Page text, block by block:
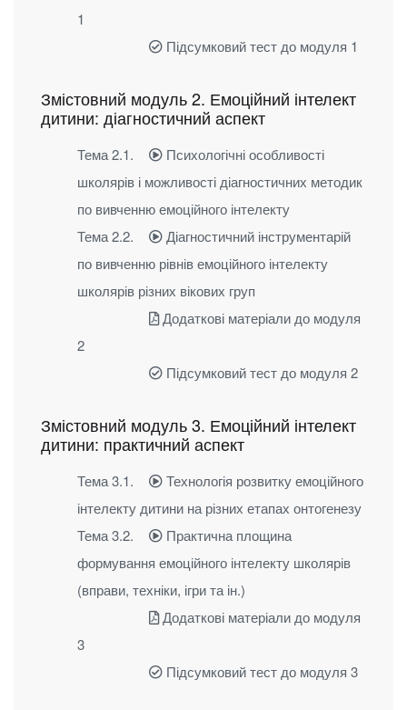
1
Підсумковий тест до модуля 1
Змістовний модуль 2. Емоційний інтелект
дитини: діагностичний аспект
Тема 2.1.
Психологічні особливості
школярів і можливості діагностичних методик
по вивченню емоційного інтелекту
Тема 2.2.
Діагностичний інструментарій
по вивченню рівнів емоційного інтелекту
школярів різних вікових груп
Додаткові матеріали до модуля
2
Підсумковий тест до модуля 2
Змістовний модуль 3. Емоційний інтелект
дитини: практичний аспект
Тема 3.1.
Технологія розвитку емоційного
інтелекту дитини на різних етапах онтогенезу
Тема 3.2.
Практична площина
формування емоційного інтелекту школярів
(вправи, техніки, ігри та ін.)
Додаткові матеріали до модуля
3
Підсумковий тест до модуля 3